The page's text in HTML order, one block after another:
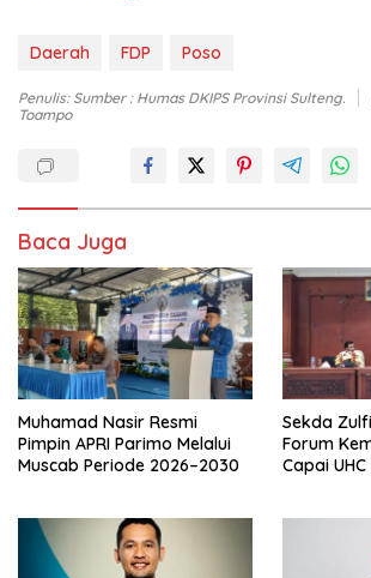
Daerah FDP Poso
Penulis: Sumber : Humas DKIPS Provinsi Sulteng.
Toampo
Baca Juga
Muhamad Nasir Resmi
Pimpin APRI Parimo Melalui
Muscab Periode 2026–2030
Sekda
Forum
Capai